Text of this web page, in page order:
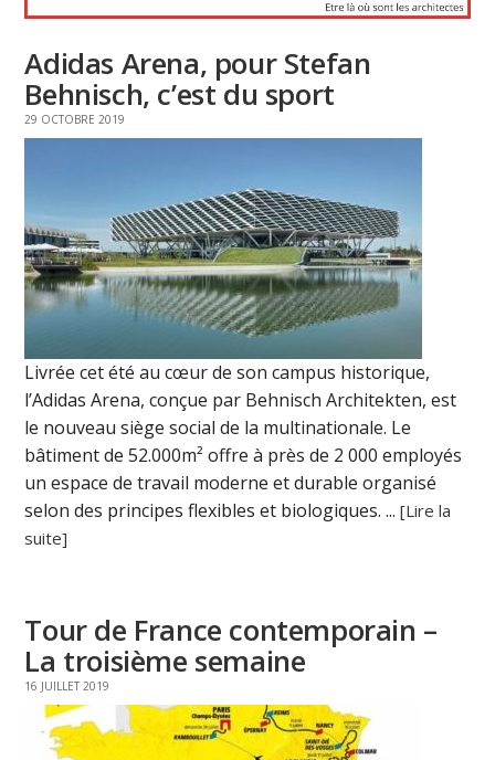
Adidas Arena, pour Stefan
Behnisch, c’est du sport
29 OCTOBRE 2019
Livrée cet été au cœur de son campus historique,
l’Adidas Arena, conçue par Behnisch Architekten, est
le nouveau siège social de la multinationale. Le
bâtiment de 52.000m² offre à près de 2 000 employés
un espace de travail moderne et durable organisé
selon des principes flexibles et biologiques. ...[Lire la
suite]
Tour de France contemporain –
La troisième semaine
16 JUILLET 2019